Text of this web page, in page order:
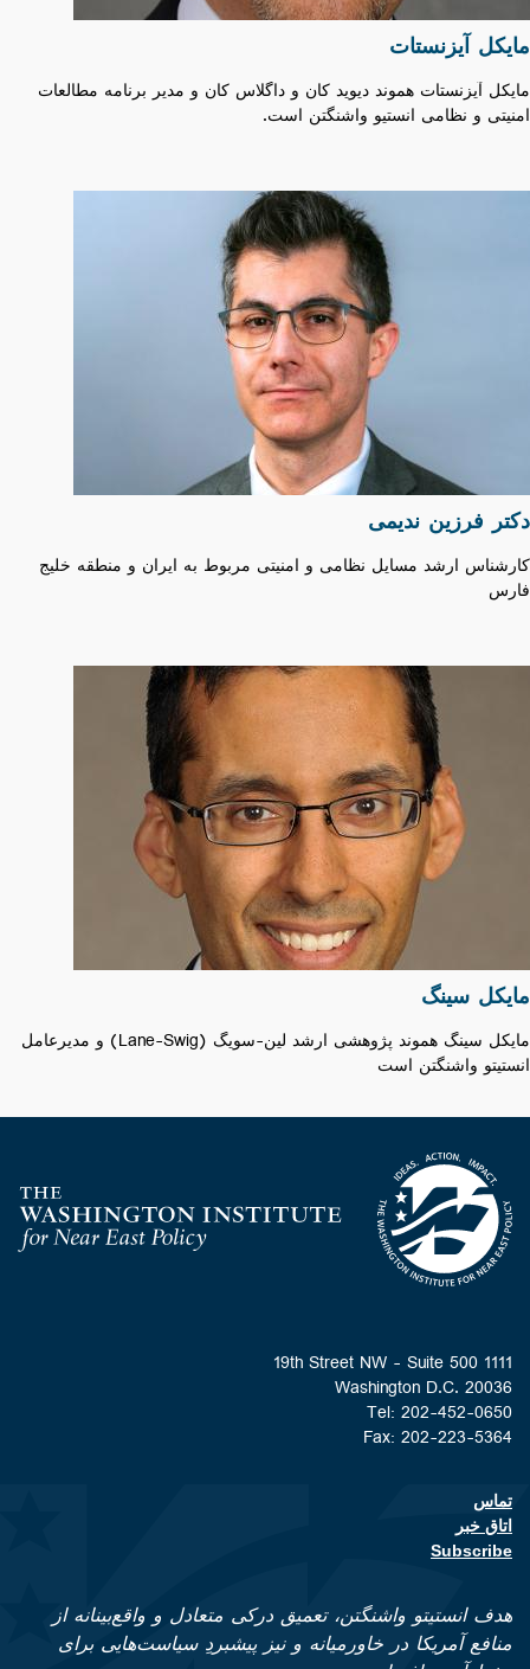
مایکل آیزنستات
مایکل آیزنستات هموند دیوید کان و داگلاس کان و مدیر برنامه مطالعات
امنیتی و نظامی انستیو واشنگتن است.
دکتر فرزین ندیمی
کارشناس ارشد مسایل نظامی و امنیتی مربوط به ایران و منطقه خلیج
فارس
مایکل سینگ
مایکل سینگ هموند پژوهشی ارشد لین-سویگ (Lane-Swig) و مدیرعامل
انستیتو واشنگتن ‌است
Homepage
1111 19th Street NW - Suite 500
Washington D.C. 20036
Tel: 202-452-0650
Fax: 202-223-5364
Footer contact links
تماس
اتاق خبر
Subscribe
هدف انستیتو واشنگتن، تعمیق درکی متعادل و واقع‌بینانه از
منافع آمریکا در خاورمیانه و نیز پیشبردِ سیاست‌هایی برای